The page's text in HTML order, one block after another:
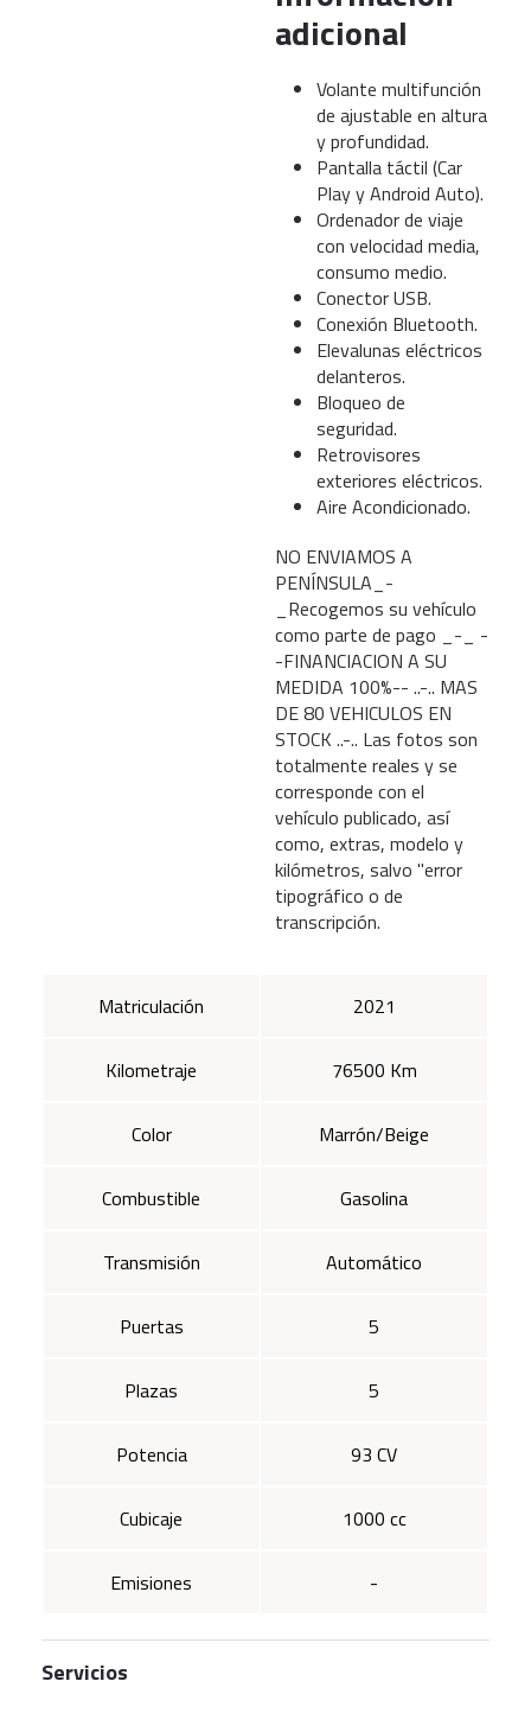
adicional
Volante multifunción
de ajustable en altura
y profundidad.
Pantalla táctil (Car
Play y Android Auto).
Ordenador de viaje
con velocidad media,
consumo medio.
Conector USB.
Conexión Bluetooth.
Elevalunas eléctricos
delanteros.
Bloqueo de
seguridad.
Retrovisores
exteriores eléctricos.
Aire Acondicionado.
NO ENVIAMOS A
PENÍNSULA_-
_Recogemos su vehículo
como parte de pago _-_ -
-FINANCIACION A SU
MEDIDA 100%-- ..-.. MAS
DE 80 VEHICULOS EN
STOCK ..-.. Las fotos son
totalmente reales y se
corresponde con el
vehículo publicado, así
como, extras, modelo y
kilómetros, salvo "error
tipográfico o de
transcripción.
Matriculación 2021
Kilometraje 76500 Km
Color Marrón/Beige
Combustible Gasolina
Transmisión Automático
Puertas 5
Plazas 5
Potencia 93 CV
Cubicaje 1000 cc
Emisiones -
Servicios